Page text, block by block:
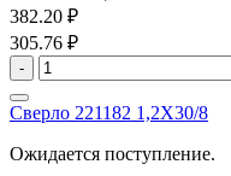
382.20 ₽
305.76 ₽
-
Сверло 221182 1,2X30/8
Ожидается поступление.